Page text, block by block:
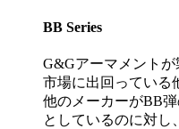
BB Series
G&Gアーマメントが
市場に出回っている
他のメーカーがBB
としているのに対し、